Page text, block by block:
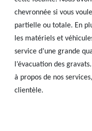
chevronnée si vous
partielle ou totale. En
les matériels et
service d’une grande
l’évacuation des
à propos de nos
clientèle.